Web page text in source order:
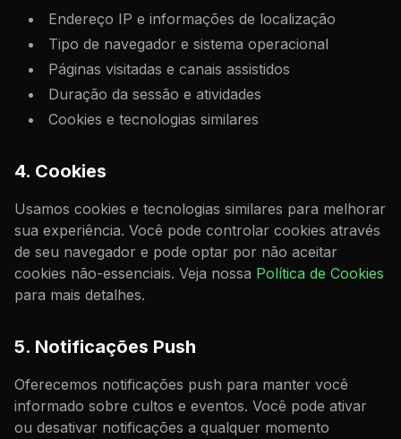
Endereço IP e informações de localização
Tipo de navegador e sistema operacional
Páginas visitadas e canais assistidos
Duração da sessão e atividades
Cookies e tecnologias similares
4. Cookies
Usamos cookies e tecnologias similares para melhorar
sua experiência. Você pode controlar cookies através
de seu navegador e pode optar por não aceitar
cookies não-essenciais. Veja nossa Política de Cookies
para mais detalhes.
5. Notificações Push
Oferecemos notificações push para manter você
informado sobre cultos e eventos. Você pode ativar
ou desativar notificações a qualquer momento